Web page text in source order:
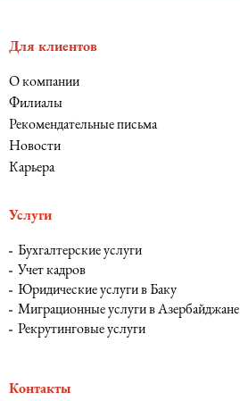
Для клиентов
О компании
Филиалы
Рекомендательные письма
Новости
Карьера
Услуги
Бухгалтерские услуги
Учет кадров
Юридические услуги в Баку
Миграционные услуги в Азербайджане
Рекрутинговые услуги
Контакты